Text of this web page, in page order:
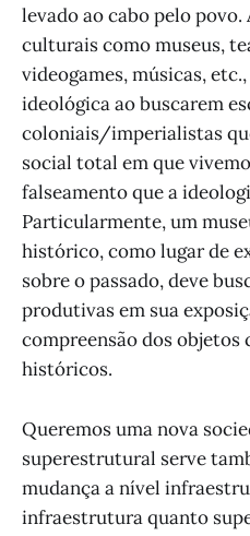
levado ao cabo pelo
culturais como museus,
videogames, músicas,
ideológica ao buscarem
coloniais/imperialistas
social total em que
falseamento que a
Particularmente, um
histórico, como lugar de
sobre o passado, deve
produtivas em sua
compreensão dos objetos
históricos.
Queremos uma nova
superestrutural serve
mudança a nível
infraestrutura quanto